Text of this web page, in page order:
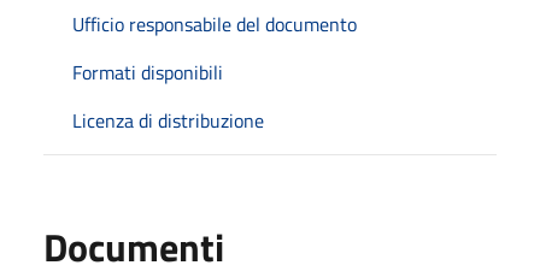
Ufficio responsabile del documento
Formati disponibili
Licenza di distribuzione
Documenti